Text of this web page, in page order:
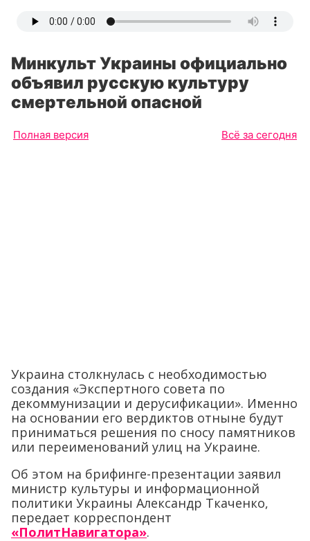
Минкульт Украины официально
объявил русскую культуру
смертельной опасной
Полная версия Всё за сегодня
Украина столкнулась с необходимостью
создания «Экспертного совета по
декоммунизации и дерусификации». Именно
на основании его вердиктов отныне будут
приниматься решения по сносу памятников
или переименований улиц на Украине.
Об этом на брифинге-презентации заявил
министр культуры и информационной
политики Украины Александр Ткаченко,
передает корреспондент
«ПолитНавигатора».